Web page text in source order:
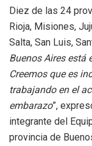
Diez de las 24
Rioja, Misiones,
Salta, San Luis,
Buenos Aires está
Creemos que es
trabajando en el
embarazo”,
integrante del
provincia de